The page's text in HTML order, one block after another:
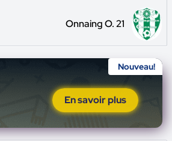
Onnaing O. 21
Nouveau!
En savoir plus